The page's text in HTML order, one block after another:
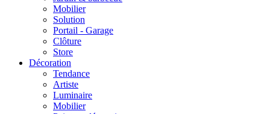
Mobilier
Solution
Portail - Garage
Clôture
Store
Décoration
Tendance
Artiste
Luminaire
Mobilier